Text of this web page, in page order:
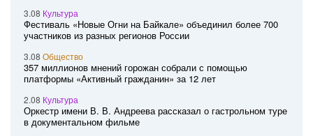
3.08 Культура
Фестиваль «Новые Огни на Байкале» объединил более 700
участников из разных регионов России
3.08 Общество
357 миллионов мнений горожан собрали с помощью
платформы «Активный гражданин» за 12 лет
2.08 Культура
Оркестр имени В. В. Андреева рассказал о гастрольном туре
в документальном фильме